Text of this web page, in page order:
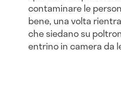
contaminare le
bene, una volta
che siedano su
entrino in camera da